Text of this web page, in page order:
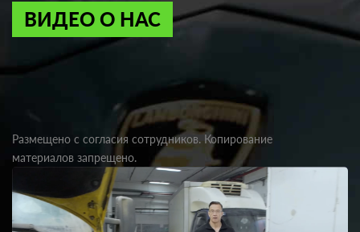
ВИДЕО О НАС
Размещено с согласия сотрудников. Копирование
материалов запрещено.